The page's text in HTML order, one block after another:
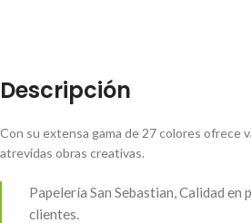
Descripción
Con su extensa gama de 27 colores ofrece
atrevidas obras creativas.
Papelería San Sebastian, Calidad
clientes.